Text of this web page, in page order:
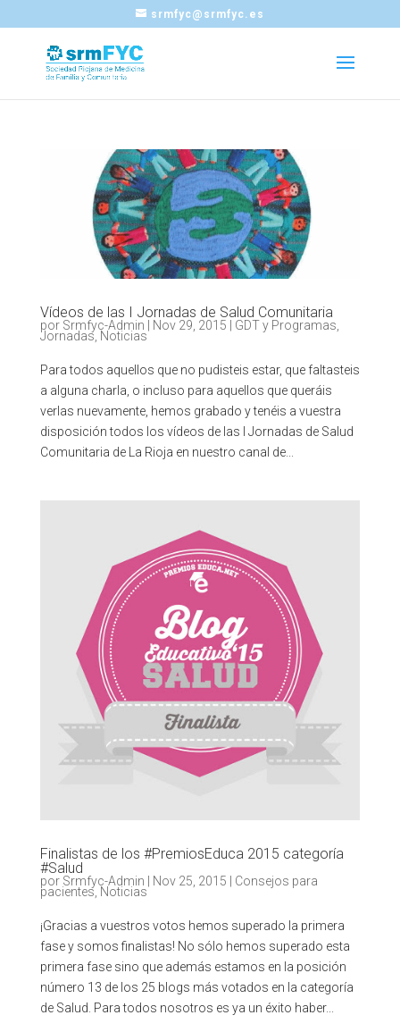
srmfyc@srmfyc.es
Vídeos de las I Jornadas de Salud Comunitaria
por Srmfyc-Admin Nov 29, 2015 GDT y Programas
Jornadas, Noticias
Para todos aquellos que no pudisteis estar, que faltasteis
a alguna charla, o incluso para aquellos que queráis
verlas nuevamente, hemos grabado y tenéis a vuestra
disposición todos los vídeos de las I Jornadas de Salud
Comunitaria de La Rioja en nuestro canal de...
Finalistas de los #PremiosEduca 2015 categoría
#Salud
por Srmfyc-Admin Nov 25, 2015 Consejos para
pacientes, Noticias
¡Gracias a vuestros votos hemos superado la primera
fase y somos finalistas! No sólo hemos superado esta
primera fase sino que además estamos en la posición
número 13 de los 25 blogs más votados en la categoría
de Salud. Para todos nosotros es ya un éxito haber...